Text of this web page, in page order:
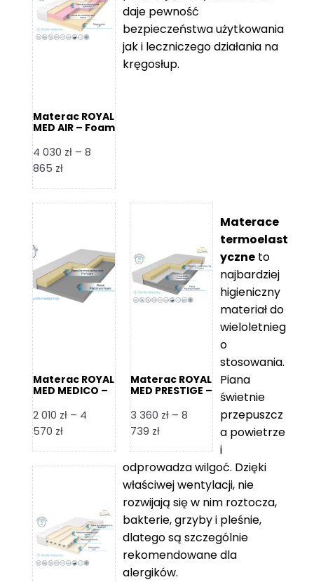
279 zł
279 zł
Materac ROYAL
MED AIR – Foam
4 030 zł – 8
865 złZakres
od
do
8
865 zł
daje pewność
bezpieczeństwa użytkowania
jak i leczniczego działania na
kręgosłup.
Materac ROYAL
MED MEDICO –
2 010 zł – 4
570 złZakres
od
4
570 zł
Materac ROYAL
MED PRESTIGE –
3 360 zł – 8
739 złZakres
od
3
360 zł
do
8
739 zł
Materace
termoelast
yczne to
najbardziej
higieniczny
materiał do
wieloletnieg
o
stosowania.
Piana
świetnie
przepuszcz
a powietrze
i
odprowadza wilgoć. Dzięki
właściwej wentylacji, nie
rozwijają się w nim roztocza,
bakterie, grzyby i pleśnie,
dlatego są szczególnie
rekomendowane dla
alergików.